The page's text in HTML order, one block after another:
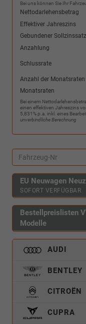
Bei uns können Sie Ihr
Nettodarlehensbetrag
Effektiver Jahreszins
Gebundener Sollzinssatz
Anzahlung
Schlussrate
Anzahl der Monatsraten
Monatsraten
Bei einem
einen effektiven Jahreszins
5,831% p.a. inkl. eines
unverbindliche Berechnung
EU Neuwagen
SOFORT VERFÜGBAR
Bestellpreislisten
Modelle
AUDI
BENTLEY
CITROËN
CUPRA